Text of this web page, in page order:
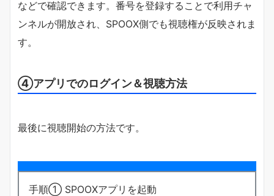
などで確認できます。番号を登録することで利用チャ
ンネルが開放され、SPOOX側でも視聴権が反映されま
す。
④アプリでのログイン＆視聴方法
最後に視聴開始の方法です。
手順① SPOOXアプリを起動